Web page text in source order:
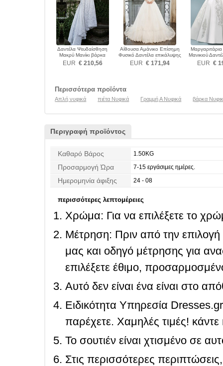
Δαντέλα Ψευδαίσθηση
Μακρύ Μανίκι βάρκα
Ύπαιθρος Νυφικά
EUR € 210,56
Αίθουσα Αμάνικο Επίσημη
Φυσικό Δαντέλα επικάλυψης
Νυφικά
EUR € 171,94
Μανικιού
EUR €
Περισσότερα προϊόντα
Απλή νυφικά πιέτα Νυφικά Γραμμή Α Νυφικά βάρκα
Περιγραφή προϊόντος
Καθαρό Βάρος 1.50KG
Προσαρμογή Ώρα 7-15 εργάσιμες ημέρες.
Ημερομηνία άφιξης 24 - 08
περισσότερες λεπτομέρειες
Χρώμα: Για να επιλέξετε το
Μέτρηση: Πριν από την
μας και οδηγό μέτρησης για
επιλέξετε έθιμο,
Αυτό δεν είναι ένα είναι στο
Ειδικότητα Υπηρεσία
παρέχετε. Χαμηλές τιμές! κάντε
Το σουτιέν είναι χτισμένο σε
Στις περισσότερες